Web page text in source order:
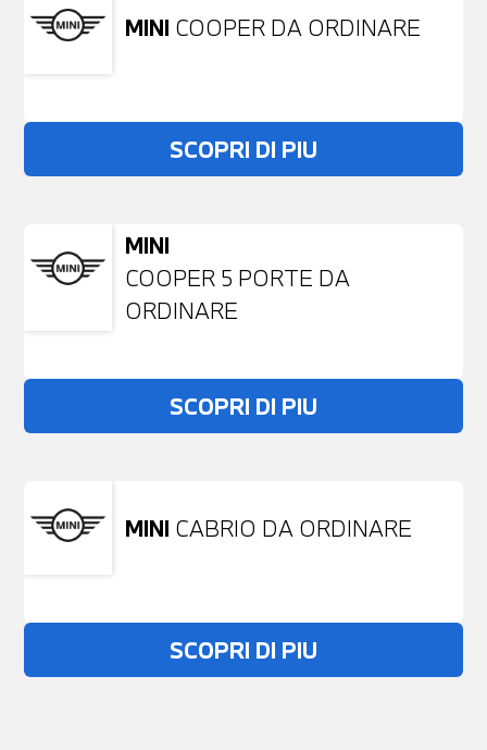
MINI COOPER DA ORDINARE
SCOPRI DI PIU
MINI
COOPER 5 PORTE DA
ORDINARE
SCOPRI DI PIU
MINI CABRIO DA ORDINARE
SCOPRI DI PIU
Non stai trovando ciò che cerchi?